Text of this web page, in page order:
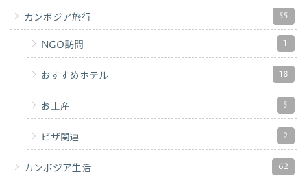
カンボジア旅行 55
NGO訪問 1
おすすめホテル 18
お土産 5
ビザ関連 2
カンボジア生活 62